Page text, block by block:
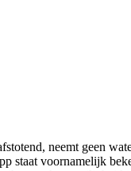
neemt geen
staat voornamelijk